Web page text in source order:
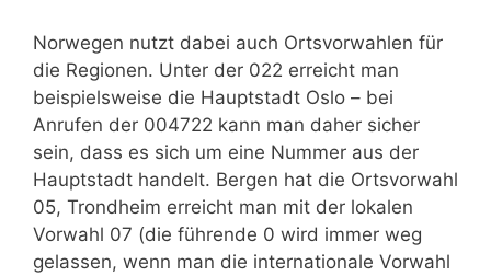
Norwegen nutzt dabei auch Ortsvorwahlen für
die Regionen. Unter der 022 erreicht man
beispielsweise die Hauptstadt Oslo – bei
Anrufen der 004722 kann man daher sicher
sein, dass es sich um eine Nummer aus der
Hauptstadt handelt. Bergen hat die Ortsvorwahl
05, Trondheim erreicht man mit der lokalen
Vorwahl 07 (die führende 0 wird immer weg
gelassen, wenn man die internationale Vorwahl